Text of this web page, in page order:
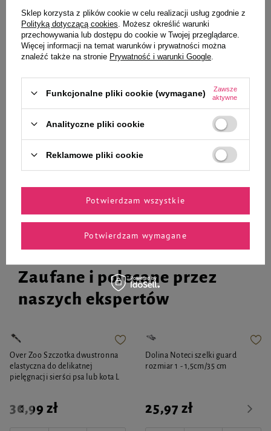
Wybrane specjalnie dla
Ciebie i Twojego czworonoga
paski wołowe 100 g
4,90 zł 49,00 zł / kg
- +
naturalne dla psa suszone penisy
243,75 zł / kg
Zaufane i polecane przez
naszych ekspertów
Over Zoo Szczotka dwustronna
elastyczna do delikatnej
pielęgnacji sierści psa lub kota L
30,99 zł
Dolina Noteci szelki guard
rozmiar 1 - 1,5cm/35 cm
25,97 zł
Sklep korzysta z plików cookie w celu realizacji usług zgodnie z
Polityką dotyczącą cookies . Możesz określić warunki
przechowywania lub dostępu do cookie w Twojej przeglądarce.
Więcej informacji na temat warunków i prywatności można
znaleźć także na stronie Prywatność i warunki Google
Funkcjonalne pliki cookie (wymagane)
Zawsze
aktywne
Analityczne pliki cookie
Reklamowe pliki cookie
Potwierdzam wymagane
Potwierdzam wszystkie